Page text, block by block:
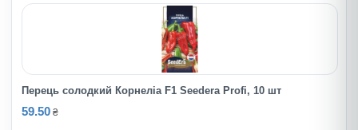
Перець солодкий Корнеліа F1 Seedera Profi, 10 шт
59.50 ₴